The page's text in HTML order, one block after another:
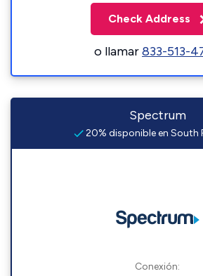
Check Address
o llamar833-513-
Spectrum
20% disponible en South
Conexión: